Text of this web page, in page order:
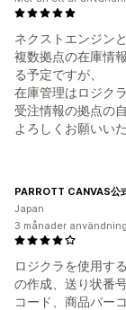
ネクストエンジン
複数拠点の在庫情
る予定ですが、
在庫管理はロジク
受注情報の拠点の
よろしくお願いい
ロジクラを使用す
の作成、送り状番
コード、商品バー
PARROTT CANVAS公
Japan
3 månader